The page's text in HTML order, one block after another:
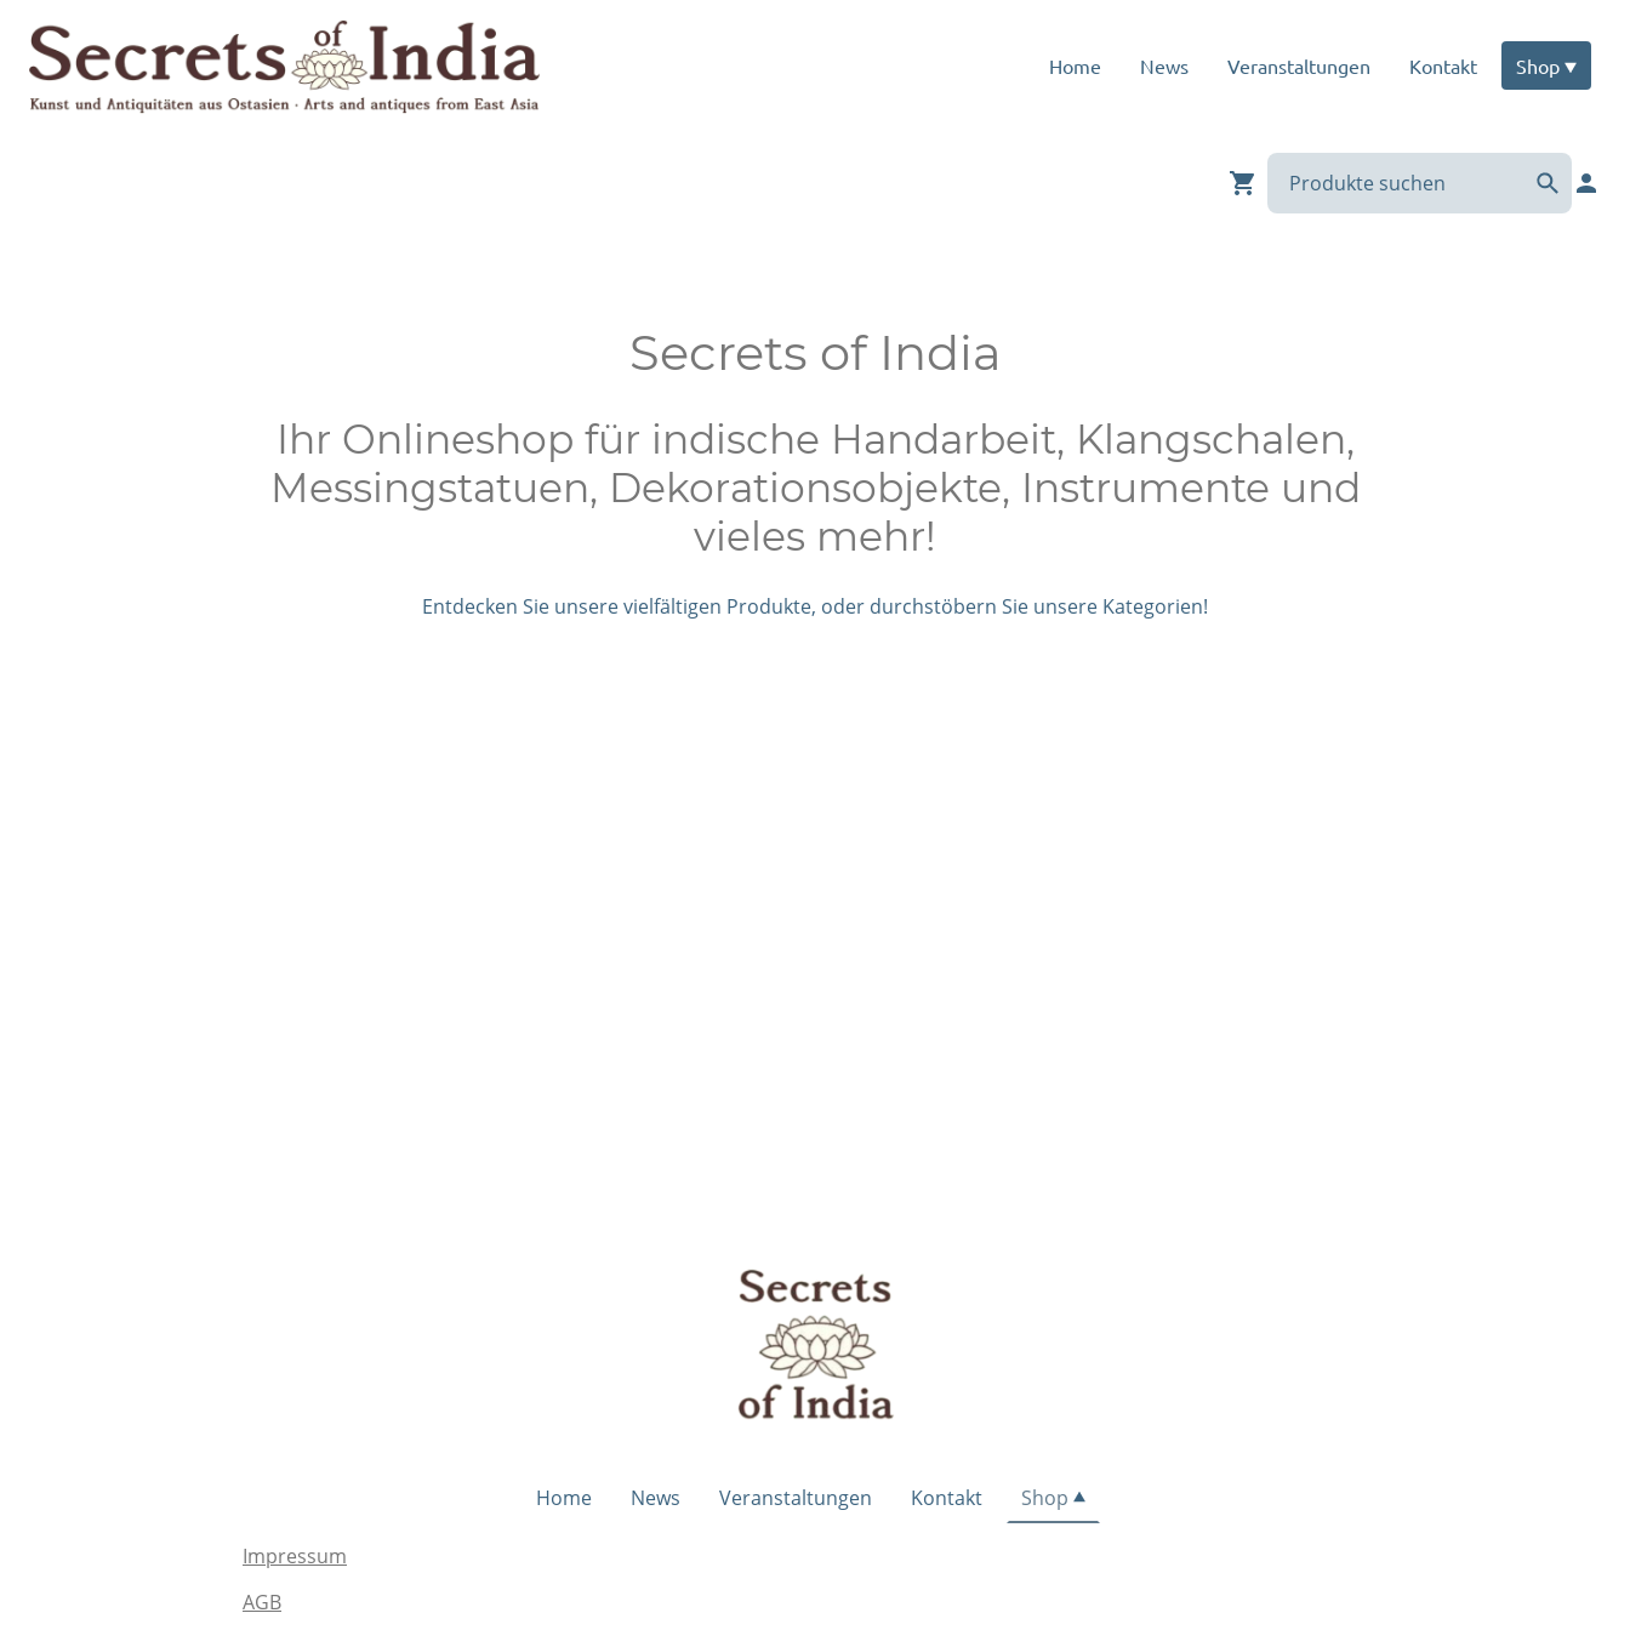
Home News Veranstaltungen Kontakt Shop
Secrets of India
Ihr Onlineshop für indische Handarbeit, Klangschalen,
Messingstatuen, Dekorationsobjekte, Instrumente und
vieles mehr!
Entdecken Sie unsere vielfältigen Produkte, oder durchstöbern Sie unsere Kategorien!
Home News Veranstaltungen Kontakt Shop
Impressum
AGB